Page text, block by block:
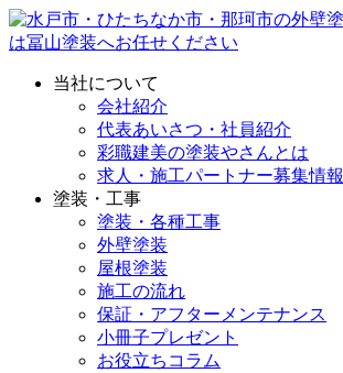
当社について
会社紹介
代表あいさつ・社員紹介
彩職建美の塗装やさんとは
求人・施工パートナー募集情報
塗装・工事
塗装・各種工事
外壁塗装
屋根塗装
施工の流れ
保証・アフターメンテナンス
小冊子プレゼント
お役立ちコラム